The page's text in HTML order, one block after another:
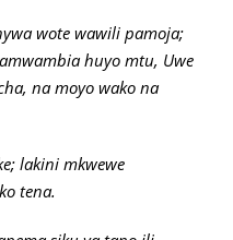
wote wawili pamoja;
huyo mtu, Uwe
na moyo wako na
lakini mkwewe
tena.